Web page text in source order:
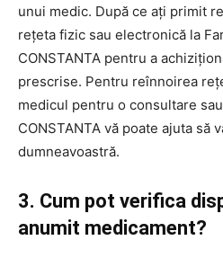
unui medic. După ce ați primit
rețeta fizic sau electronică la
CONSTANTA pentru a
prescrise. Pentru reînnoirea
medicul pentru o consultare
CONSTANTA vă poate ajuta să
dumneavoastră.
3. Cum pot verifica
anumit medicament?